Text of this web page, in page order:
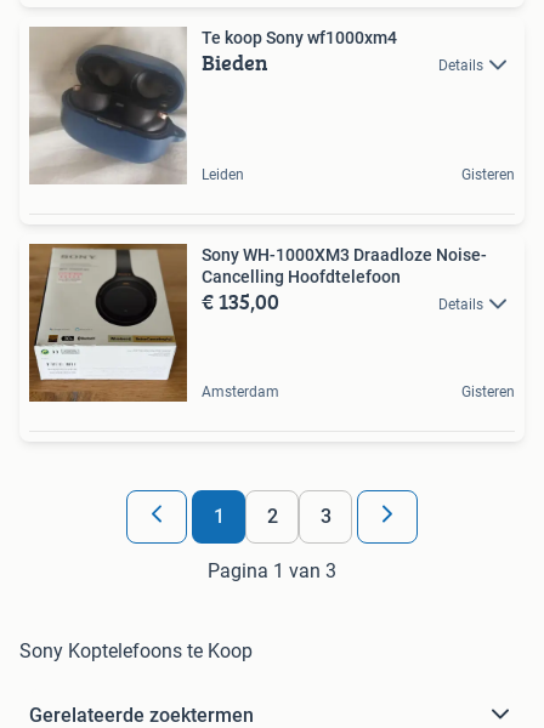
Te koop Sony wf1000xm4
Bieden Details
Leiden Gisteren
Sony WH-1000XM3 Draadloze Noise-
Cancelling Hoofdtelefoon
€ 135,00 Details
Amsterdam Gisteren
1 2 3
Pagina 1 van 3
Sony Koptelefoons te Koop
Gerelateerde zoektermen